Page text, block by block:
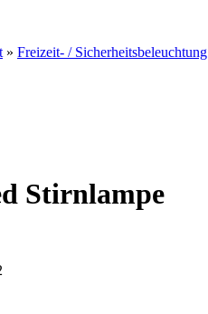
» Freizeit- / Sicherheitsbeleuchtung
Stirnlampe